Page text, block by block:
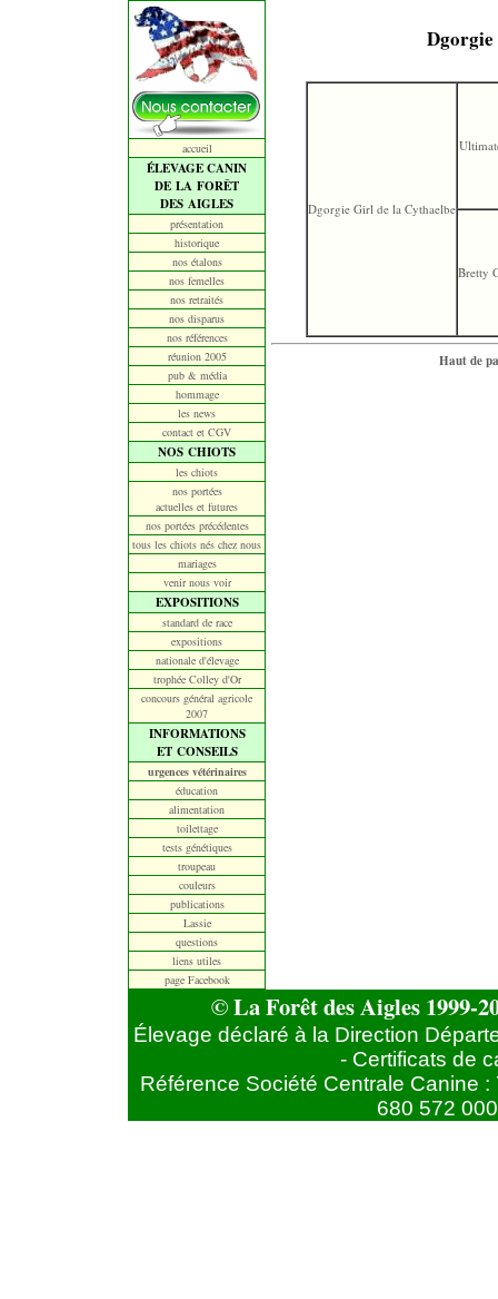
accueil
ÉLEVAGE CANIN
DE LA FORÊT
DES AIGLES
présentation
historique
nos étalons
nos femelles
nos retraités
nos disparus
nos références
réunion 2005
pub & média
hommage
les news
contact et CGV
NOS CHIOTS
les chiots
nos portées
actuelles et futures
nos portées précédentes
tous les chiots nés chez nous
mariages
venir nous voir
EXPOSITIONS
standard de race
expositions
nationale d'élevage
trophée Colley d'Or
concours général agricole
2007
INFORMATIONS
ET CONSEILS
urgences vétérinaires
éducation
alimentation
toilettage
tests génétiques
troupeau
couleurs
publications
Lassie
questions
liens utiles
page Facebook
Dgorgie Girl de la Cythaelbe
Bretty
Haut de
© La Forêt des Aigles 1999-
Élevage déclaré à la Direction
- Certificats de
Référence Société Centrale Canine
680 572